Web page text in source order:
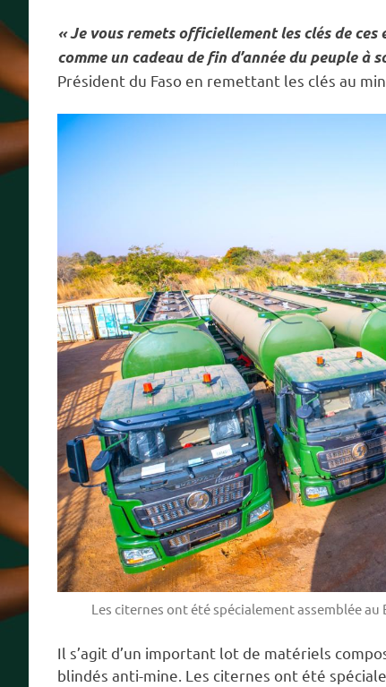
« Je vous remets officiellement les clés de
comme un cadeau de fin d’année du peuple
Président du Faso en remettant les clés au
Les citernes ont été spécialement assemblée au
Il s’agit d’un important lot de matériels
blindés anti-mine. Les citernes ont été